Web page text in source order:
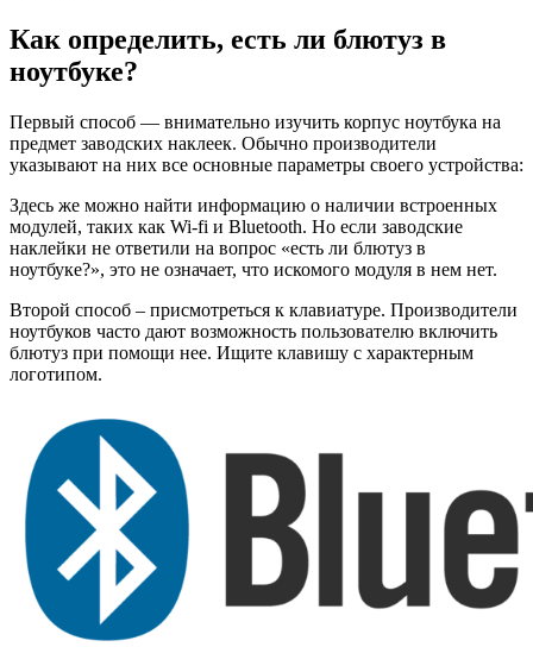
Как определить, есть ли блютуз в
ноутбуке?
Первый способ — внимательно изучить корпус ноутбука на
предмет заводских наклеек. Обычно производители
указывают на них все основные параметры своего устройства:
Здесь же можно найти информацию о наличии встроенных
модулей, таких как Wi-fi и Bluetooth. Но если заводские
наклейки не ответили на вопрос «есть ли блютуз в
ноутбуке?», это не означает, что искомого модуля в нем нет.
Второй способ – присмотреться к клавиатуре. Производители
ноутбуков часто дают возможность пользователю включить
блютуз при помощи нее. Ищите клавишу с характерным
логотипом.